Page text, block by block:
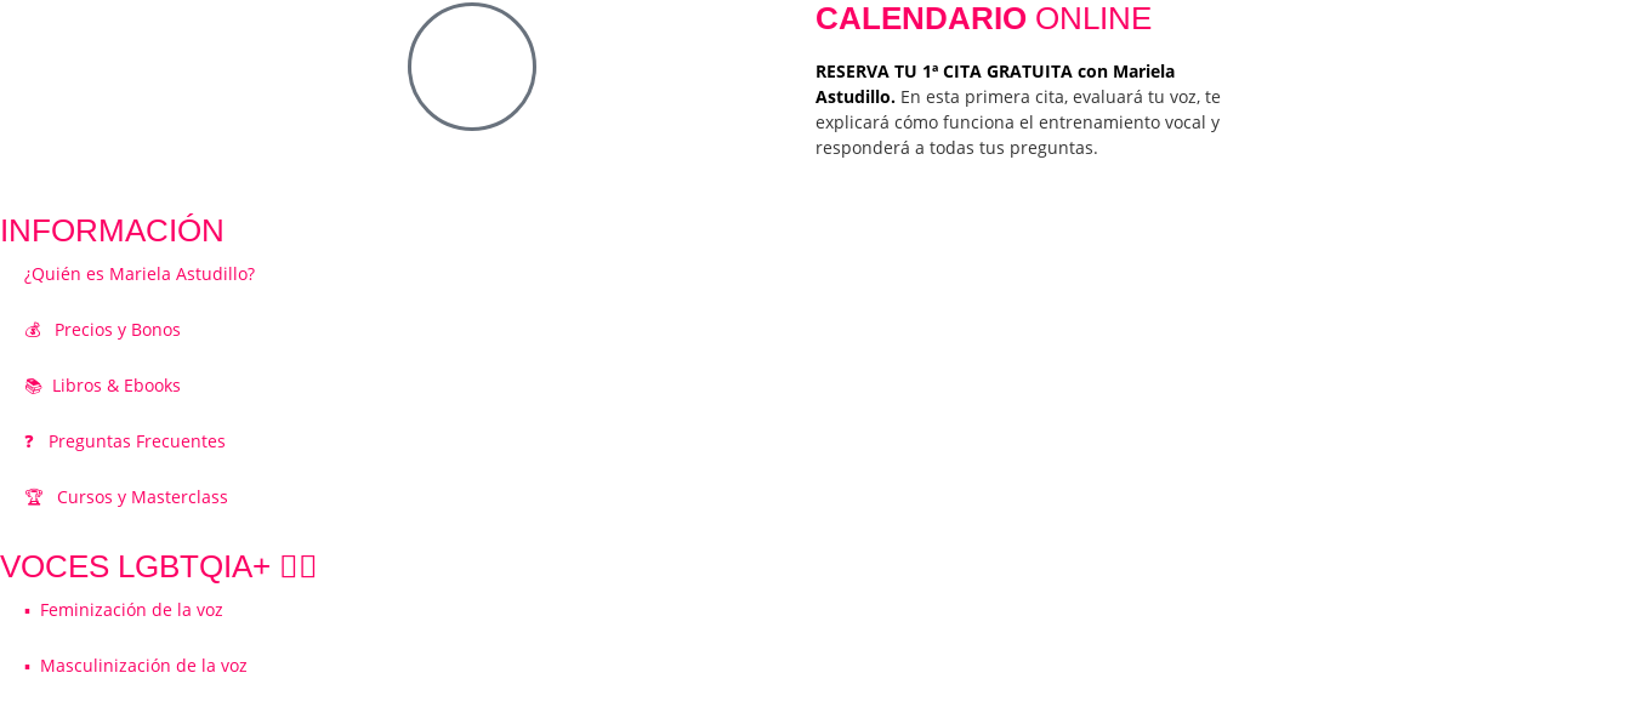
CALENDARIO ONLINE
RESERVA TU 1ª CITA GRATUITA con Mariela
Astudillo. En esta primera cita, evaluará tu voz, te
explicará cómo funciona el entrenamiento vocal y
responderá a todas tus preguntas.
INFORMACIÓN
¿Quién es Mariela Astudillo?
💰 Precios y Bonos
📚 Libros & Ebooks
❓ Preguntas Frecuentes
🏆 Cursos y Masterclass
VOCES LGBTQIA+ 🏳️‍🌈
▪️ Feminización de la voz
▪️ Masculinización de la voz